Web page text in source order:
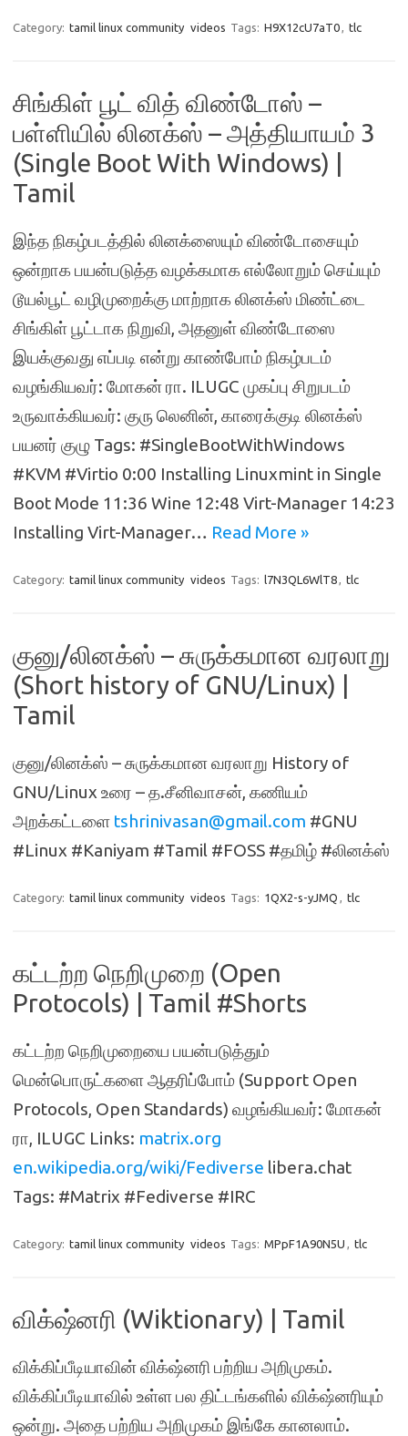
Category: tamil linux community videos Tags: H9X12cU7aT0, tlc
சிங்கிள் பூட் வித் விண்டோஸ் –
பள்ளியில் லினக்ஸ் – அத்தியாயம் 3
(Single Boot With Windows) |
Tamil
இந்த நிகழ்படத்தில் லினக்ஸையும் விண்டோசையும்
ஒன்றாக பயன்படுத்த வழக்கமாக எல்லோறும் செய்யும்
டூயல்பூட் வழிமுறைக்கு மாற்றாக லினக்ஸ் மிண்ட்டை
சிங்கிள் பூட்டாக நிறுவி, அதனுள் விண்டோஸை
இயக்குவது எப்படி என்று காண்போம் நிகழ்படம்
வழங்கியவர்: மோகன் ரா. ILUGC முகப்பு சிறுபடம்
உருவாக்கியவர்: குரு லெனின், காரைக்குடி லினக்ஸ்
பயனர் குழு Tags: #SingleBootWithWindows
#KVM #Virtio 0:00 Installing Linuxmint in Single
Boot Mode 11:36 Wine 12:48 Virt-Manager 14:23
Installing Virt-Manager… Read More »
Category: tamil linux community videos Tags: l7N3QL6WlT8, tlc
குனு/லினக்‌ஸ் – சுருக்கமான வரலாறு
(Short history of GNU/Linux) |
Tamil
குனு/லினக்‌ஸ் – சுருக்கமான வரலாறு History of
GNU/Linux உரை – த.சீனிவாசன், கணியம்
அறக்கட்டளை tshrinivasan@gmail.com #GNU
#Linux #Kaniyam #Tamil #FOSS #தமிழ் #லினக்‌ஸ்
Category: tamil linux community videos Tags: 1QX2-s-yJMQ , tlc
கட்டற்ற நெறிமுறை (Open
Protocols) | Tamil #Shorts
கட்டற்ற நெறிமுறையை பயன்படுத்தும்
மென்பொருட்களை ஆதரிப்போம் (Support Open
Protocols, Open Standards) வழங்கியவர்: மோகன்
ரா, ILUGC Links: matrix.org
en.wikipedia.org/wiki/Fediverse libera.chat
Tags: #Matrix #Fediverse #IRC
Category: tamil linux community videos Tags: MPpF1A90N5U , tlc
விக்‌ஷ்னரி (Wiktionary) | Tamil
விக்கிப்பீடியாவின் விக்‌ஷ்னரி பற்றிய அறிமுகம்.
விக்கிப்பீடியாவில் உள்ள பல திட்டங்களில் விக்‌ஷ்னரியும்
ஒன்று. அதை பற்றிய அறிமுகம் இங்கே கானலாம்.